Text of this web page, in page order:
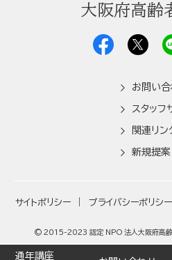
通年講座
大阪府高齢
お問い
スタッフ
関連リン
新規提案
サイトポリシー プライバシーポリシー
© 2015-2023 認定 NPO 法人大阪府高